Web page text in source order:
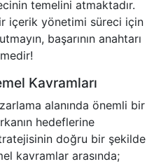
temelini atmaktadır.
içerik yönetimi süreci için
başarının anahtarı
Kavramları
alanında önemli bir
hedeflerine
doğru bir şekilde
kavramlar arasında;